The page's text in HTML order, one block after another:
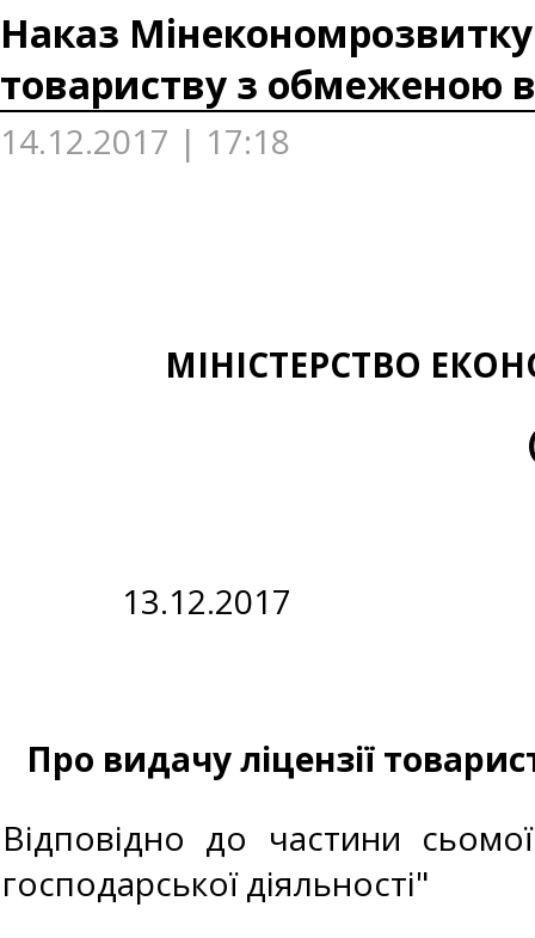
Наказ Мінекономрозвитку
товариству з обмеженою
14.12.2017 | 17:18
МІНІСТЕРСТВО
Про видачу ліцензії
Відповідно до частини
господарської діяльності"